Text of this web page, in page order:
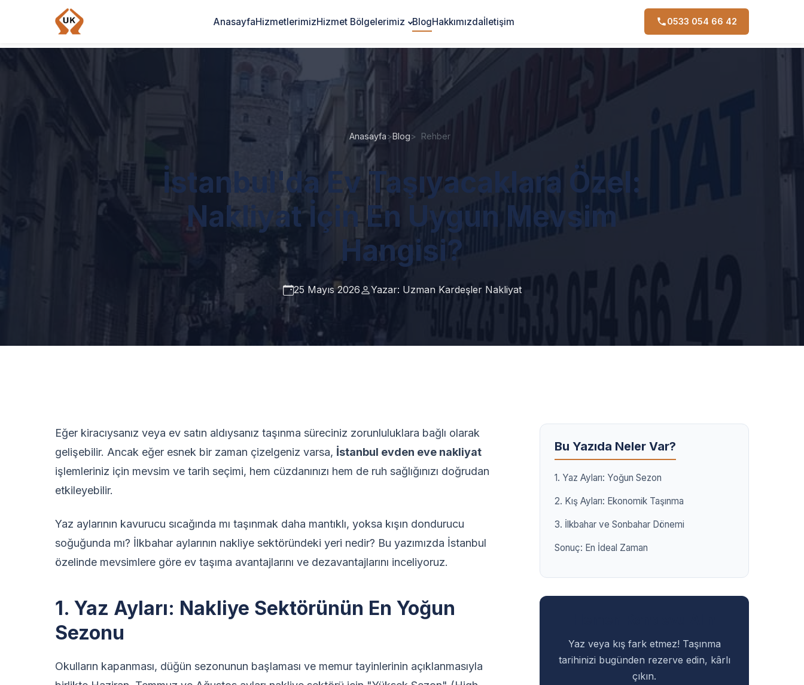
AnasayfaHizmetlerimizHizmet Bölgelerimiz BlogHakkımızdaİletişim 0533 054 66 42
Anasayfa>Blog> Rehber
İstanbul'da Ev Taşıyacaklara Özel:
Nakliyat İçin En Uygun Mevsim
Hangisi?
25 Mayıs 2026 Yazar: Uzman Kardeşler Nakliyat
Eğer kiracıysanız veya ev satın aldıysanız taşınma süreciniz zorunluluklara bağlı olarak
gelişebilir. Ancak eğer esnek bir zaman çizelgeniz varsa, İstanbul evden eve nakliyat
işlemleriniz için mevsim ve tarih seçimi, hem cüzdanınızı hem de ruh sağlığınızı doğrudan
etkileyebilir.
Yaz aylarının kavurucu sıcağında mı taşınmak daha mantıklı, yoksa kışın dondurucu
soğuğunda mı? İlkbahar aylarının nakliye sektöründeki yeri nedir? Bu yazımızda İstanbul
özelinde mevsimlere göre ev taşıma avantajlarını ve dezavantajlarını inceliyoruz.
1. Yaz Ayları: Nakliye Sektörünün En Yoğun
Sezonu
Okulların kapanması, düğün sezonunun başlaması ve memur tayinlerinin açıklanmasıyla
Bu Yazıda Neler Var?
1. Yaz Ayları: Yoğun Sezon
2. Kış Ayları: Ekonomik Taşınma
3. İlkbahar ve Sonbahar Dönemi
Sonuç: En İdeal Zaman
Yaz veya kış fark etmez! Taşınma
tarihinizi bugünden rezerve edin, kârlı
çıkın.